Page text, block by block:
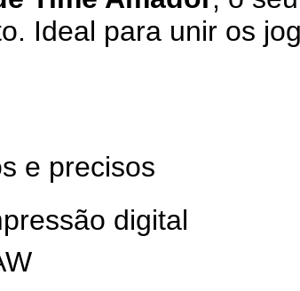
Ideal para unir os
e precisos
digital